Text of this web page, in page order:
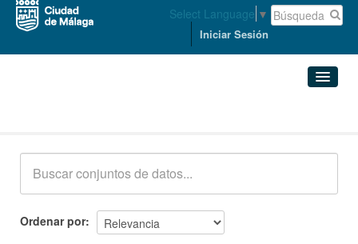
Select Language ▼
Iniciar Sesión
Ordenar por